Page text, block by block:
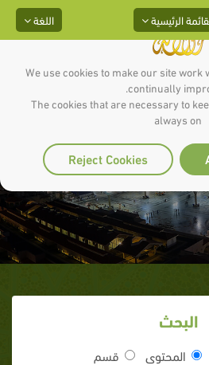
We use cookies to make our site work
continually
The cookies that are necessary to
always on
Reject Cookies
اللغة الرئيسية
بعزيز؟
البحث
المحتوى قسم